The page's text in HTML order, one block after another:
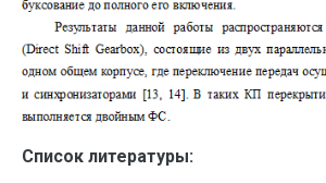
Список литературы: